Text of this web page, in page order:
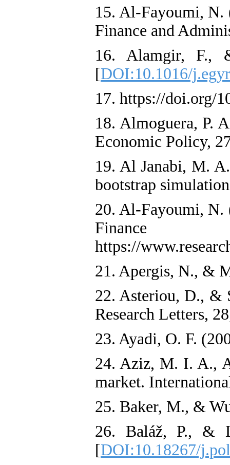
15. Al-Fayoumi, N.
Finance and
16. Alamgir, F.,
[DOI:10.1016/
17. https://doi.org/
18. Almoguera, P.
Economic Policy,
19. Al Janabi, M.
bootstrap
20. Al-Fayoumi, N.
https://
21. Apergis, N., &
22. Asteriou, D., &
Research Letters,
23. Ayadi, O. F.
24. Aziz, M. I. A.,
market.
25. Baker, M., &
26. Baláž, P., &
[DOI:10.18267/